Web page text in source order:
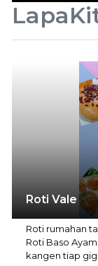
Roti Vale
Roti rumahan
Roti Baso
kangen tiap